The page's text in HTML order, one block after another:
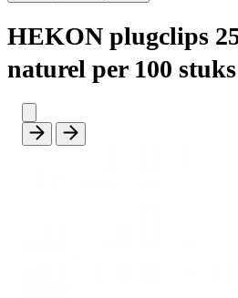
HEKON plugclips
naturel per 100 stuks